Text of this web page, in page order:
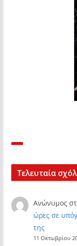
Τελευταία
Ανώνυμος
ώρες σε
της
11 Οκτωβρίου